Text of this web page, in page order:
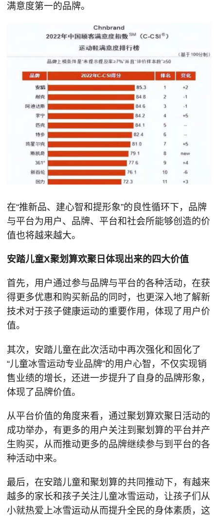
满意度第一的品牌。
在“推新品、建心智和提形象”的良性循环下，品牌
与平台为用户、品牌、平台和社会所能够创造的价
值也将越来越大。
安踏儿童X聚划算欢聚日体现出来的四大价值
首先，用户通过参与品牌与平台的各种活动，在获
得更多优惠和购买新品的同时，也更深入地了解新
技术对于孩子健康运动的重要作用，体现了用户价
值。
其次，安踏儿童在此次活动中再次强化和固化了
“儿童冰雪运动专业品牌”的用户心智，不仅实现销
售业绩的增长，还进一步提升了自身的品牌形象，
体现了品牌价值。
从平台价值的角度来看，通过聚划算欢聚日活动的
成功举办，有更多的用户关注到聚划算的平台并产
生购买，从而推动更多的品牌继续参与到平台的各
种活动中来。
最后，在安踏儿童和聚划算的共同推动下，有越来
越多的家长和孩子关注儿童冰雪运动，让孩子们从
小就热爱上冰雪运动从而提升全民的身体素质，这